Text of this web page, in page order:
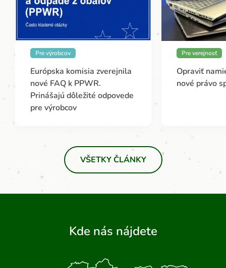
Pre výrobcov
Európska komisia zverejnila
nové FAQ k PPWR.
Prinášajú dôležité odpovede
pre výrobcov
Pre verejnosť
Opraviť
nové právo
VŠETKY ČLÁNKY
Kde nás nájdete